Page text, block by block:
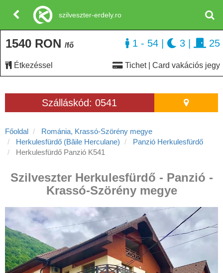
Szálláskód: 0541
Főoldal
Románia, Krassó-Szörény megye
Herkulesfürdő (Băile Herculane)
Panzió Herkulesfürdő
Herkulesfürdő Panzió K541
Szilveszter Herkulesfürdő - Panzió -
Krassó-Szörény megye
1540 RON /fő
Étkezéssel Tichet | Card vakációs jegy
1 - 54 3 25
szilveszter-erdely.ro